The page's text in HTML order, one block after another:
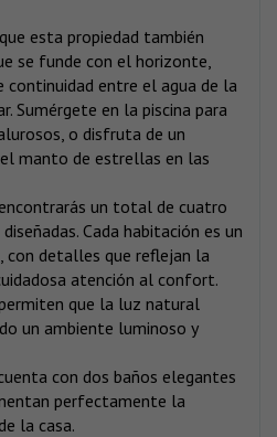
esta propiedad también
se funde con el horizonte,
continuidad entre el agua de la
Sumérgete en la piscina para
o disfruta de un
manto de estrellas en las
un total de cuatro
Cada habitación es un
con detalles que reflejan la
atención al confort.
que la luz natural
un ambiente luminoso y
con dos baños elegantes
perfectamente la
la casa.